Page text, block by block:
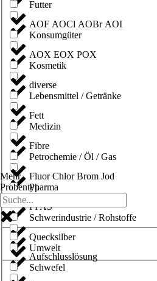
Futter
Konsumgüter
Kosmetik
Lebensmittel / Getränke
Medizin
Petrochemie / Öl / Gas
Pharma
Schwerindustrie / Rohstoffe
Umwelt
AOF AOCl AOBr AOI
AOX EOX POX
diverse
Fett
Fibre
Fluor Chlor Brom Jod
PFAS
Quecksilber
Schwefel
Mehr
Probentyp
Aufschlusslösung